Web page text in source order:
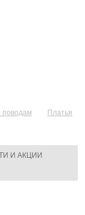
поводам
Платья
И АКЦИИ